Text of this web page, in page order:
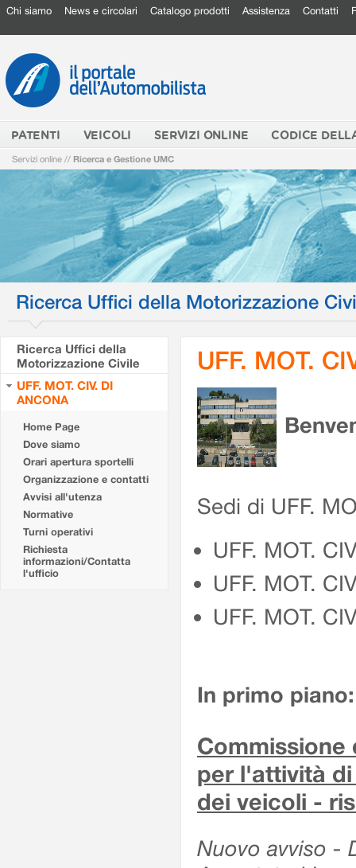
Chi siamo News e circolari Catalogo prodotti Assistenza Contatti
PATENTI VEICOLI SERVIZI ONLINE CODICE
Servizi online // Ricerca e Gestione UMC
Ricerca Uffici della Motorizzazione
Ricerca Uffici della
Motorizzazione Civile
UFF. MOT. CIV. DI
ANCONA
Home Page
Dove siamo
Orari apertura sportelli
Organizzazione e contatti
Avvisi all'utenza
Normative
Turni operativi
Richiesta
informazioni/Contatta
l'ufficio
UFF. MOT.
Sedi di UFF.
UFF. MOT.
UFF. MOT.
UFF. MOT.
In primo piano:
per l'attività
dei veicoli -
Nuovo avviso -